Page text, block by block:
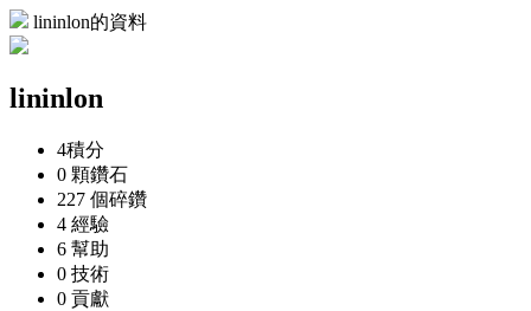
lininlon的資料
lininlon
4積分
0 顆鑽石
227 個碎鑽
4 經驗
6 幫助
0 技術
0 貢獻